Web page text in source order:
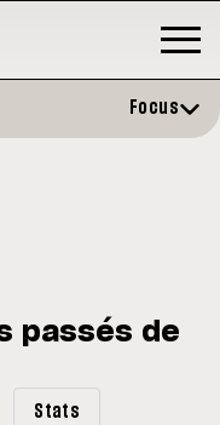
en septembre
Focus
passés de
Stats